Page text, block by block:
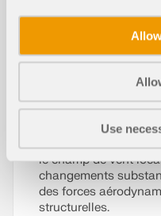
Use
La performance
membranaires
isolées, les
dans des zones
schémas
bâtiments et
environnantes
le champ de vent
changements
des forces
structurelles.